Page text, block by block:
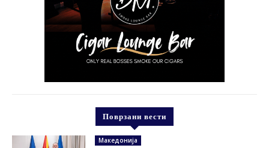
Поврзани вести
Македонија